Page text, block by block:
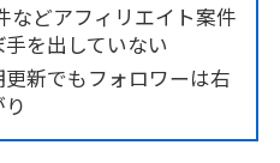
などアフィリエイト案件
手を出していない
新でもフォロワーは右